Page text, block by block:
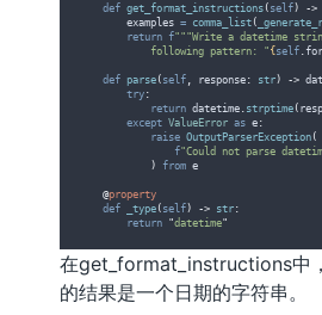
def get_format_instructions ( self ) ->
        examples
= comma_list (
return f"""Write a datetime
            following pattern: "
{ self
def parse ( self response : str ) ->
try :
return datetime strptime (
except ValueError as e :
raise OutputParserException (
f"Could not parse
)
from e
@property
def
_type ( self ) -> str :
return "datetime"
在get_format_instructions中
的结果是一个日期的字符串。